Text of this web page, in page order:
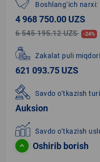
Boshlang‘ich narxi:
4 968 750.00 UZS
6 545 195.12 UZS -24%
Zakalat puli miqdori
621 093.75 UZS
Savdo o‘tkazish
Auksion
Savdo o‘tkazish
Oshirib borish